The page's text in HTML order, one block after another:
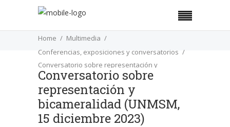
Home
Multimedia
Conferencias, exposiciones y conversatorios
Conversatorio sobre representación y
bicameralidad (UNMSM, 15 diciembre 2023)
Conversatorio sobre
representación y
bicameralidad (UNMSM,
15 diciembre 2023)